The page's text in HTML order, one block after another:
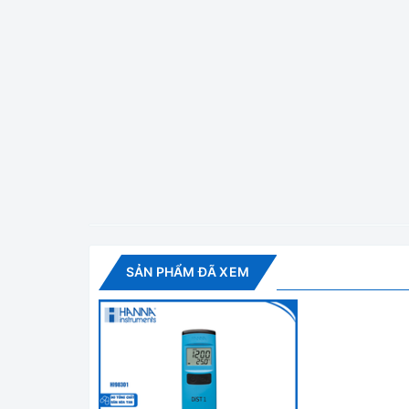
Chống lại quá trình oxy hóa giúp phép đo có độ
Điện cực graphit cũng làm giảm hiệu ứng phân
TÍCH HỢP CẢM BIẾN NHIỆT ĐỘ
Giá trị độ dẫn sẽ được bù nhiệt độ tự động đem
SẢN PHẨM ĐÃ XEM